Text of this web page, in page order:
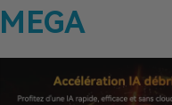
MEGA